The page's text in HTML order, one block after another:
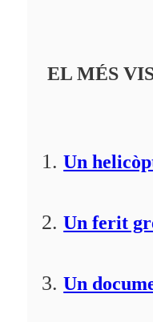
EL MÉS
Un
Un ferit
Un